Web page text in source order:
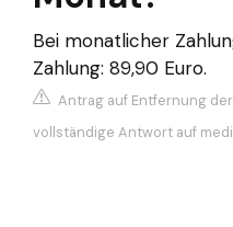
Bei monatlicher
Zahlung: 89,90 Euro.
Antrag auf Entfernung
vollständige Antwort auf